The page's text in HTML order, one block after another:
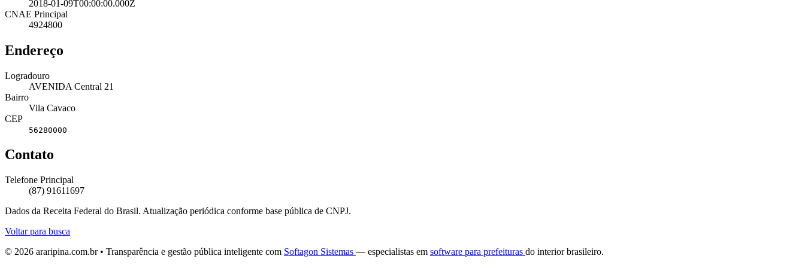
2018-01-09T00:00:00.000Z
CNAE Principal
4924800
Endereço
Logradouro
AVENIDA Central 21
Bairro
Vila Cavaco
CEP
56280000
Contato
Telefone Principal
(87) 91611697
Dados da Receita Federal do Brasil. Atualização periódica conforme base pública de CNPJ.
Voltar para busca
© 2026 araripina.com.br • Transparência e gestão pública inteligente com Softagon Sistemas — especialistas em software para prefeituras do interior brasileiro.